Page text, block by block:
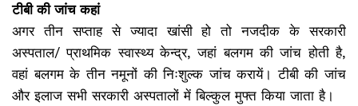
टीबी की जांच कहां
अगर तीन सप्‍ताह से ज्‍यादा खांसी हो तो नजदीक के सरकारी
अस्‍पताल/ प्राथमिक स्‍वास्‍थ्‍य केन्‍द्र, जहां बलगम की जांच होती है,
वहां बलगम के तीन नमूनों की निःशुल्‍क जांच करायें। टीबी की जांच
और इलाज सभी सरकारी अस्‍पतालों में बिल्‍कुल मुफ्त किया जाता है।